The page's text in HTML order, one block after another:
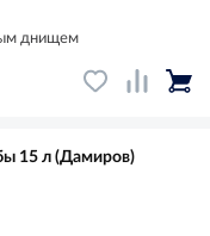
днищем
15 л (Дамиров)